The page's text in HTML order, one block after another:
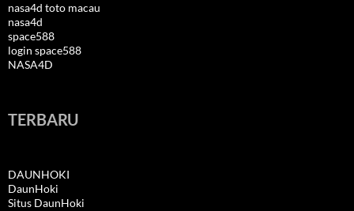
nasa4d toto macau
nasa4d
space588
login space588
NASA4D
TERBARU
DAUNHOKI
DaunHoki
Situs DaunHoki